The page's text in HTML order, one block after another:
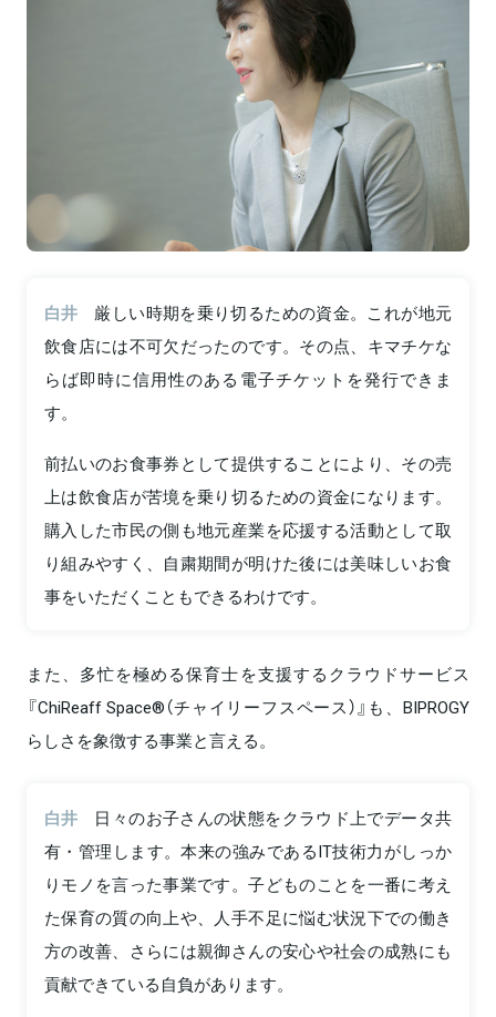
白井
厳しい時期を乗り切るための資金。これが地元
飲食店には不可欠だったのです。その点、キマチケな
らば即時に信用性のある電子チケットを発行できま
す。
前払いのお食事券として提供することにより、その売
上は飲食店が苦境を乗り切るための資金になります。
購入した市民の側も地元産業を応援する活動として取
り組みやすく、自粛期間が明けた後には美味しいお食
事をいただくこともできるわけです。
また、多忙を極める保育士を支援するクラウドサービス
『ChiReaff Space®（チャイリーフスペース）』も、BIPROGY
らしさを象徴する事業と言える。
白井
日々のお子さんの状態をクラウド上でデータ共
有・管理します。本来の強みであるIT技術力がしっか
りモノを言った事業です。子どものことを一番に考え
た保育の質の向上や、人手不足に悩む状況下での働き
方の改善、さらには親御さんの安心や社会の成熟にも
貢献できている自負があります。